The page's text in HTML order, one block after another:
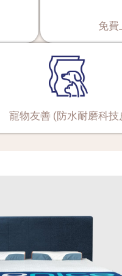
免費
寵物友善 (防水耐磨科技